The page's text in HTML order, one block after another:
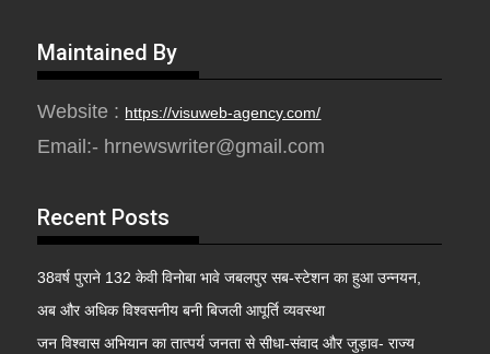
Maintained By
Website : https://visuweb-agency.com/
Email:- hrnewswriter@gmail.com
Recent Posts
38वर्ष पुराने 132 केवी विनोबा भावे जबलपुर सब-स्टेशन का हुआ उन्नयन,
अब और अधिक विश्वसनीय बनी बिजली आपूर्ति व्यवस्था
जन विश्वास अभियान का तात्पर्य जनता से सीधा-संवाद और जुड़ाव- राज्य